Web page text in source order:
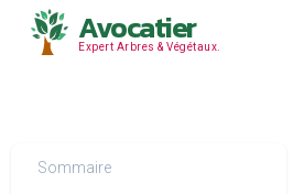
Avocatier
Expert Arbres & Végétaux.
Sommaire